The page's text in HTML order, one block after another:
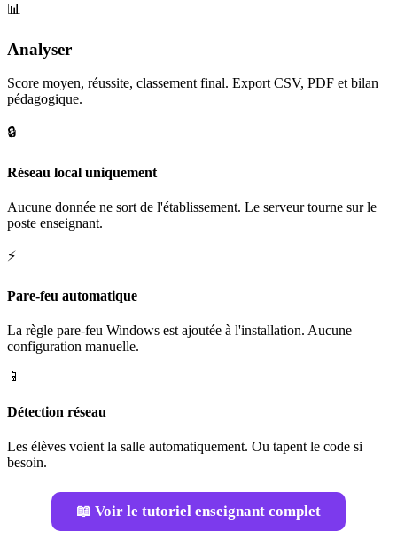
📊
Analyser
Score moyen, réussite, classement final. Export CSV, PDF et bilan
pédagogique.
🔒
Réseau local uniquement
Aucune donnée ne sort de l'établissement. Le serveur tourne sur le
poste enseignant.
⚡
Pare-feu automatique
La règle pare-feu Windows est ajoutée à l'installation. Aucune
configuration manuelle.
📱
Détection réseau
Les élèves voient la salle automatiquement. Ou tapent le code si
besoin.
📖 Voir le tutoriel enseignant complet